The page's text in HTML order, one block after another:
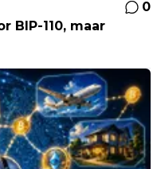
0
BIP-110, maar